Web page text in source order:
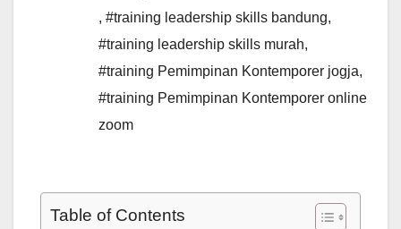
, #training leadership skills bandung,
#training leadership skills murah,
#training Pemimpinan Kontemporer jogja,
#training Pemimpinan Kontemporer online
zoom
Table of Contents